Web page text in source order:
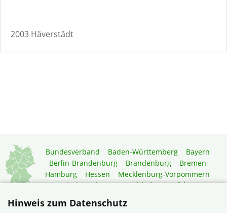
2003 Häverstädt
Bundesverband Baden-Württemberg
Bayern
Berlin-Brandenburg
Brandenburg
Bremen
Hamburg
Hessen
Mecklenburg-Vorpommern
Niedersachsen
Nordrhein-Westfalen
Sachsen-Anhalt
Schleswig-Holstein
Hinweis zum Datenschutz